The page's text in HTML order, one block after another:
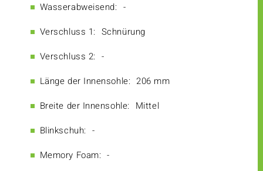
Wasserabweisend: -
Verschluss 1: Schnürung
Verschluss 2: -
Länge der Innensohle: 206 mm
Breite der Innensohle: Mittel
Blinkschuh: -
Memory Foam: -